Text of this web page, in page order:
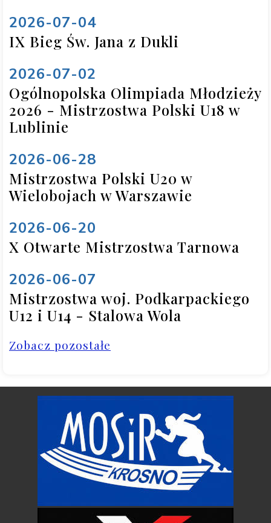
2026-07-04
IX Bieg Św. Jana z Dukli
2026-07-02
Ogólnopolska Olimpiada Młodzieży
2026 - Mistrzostwa Polski U18 w
Lublinie
2026-06-28
Mistrzostwa Polski U20 w
Wielobojach w Warszawie
2026-06-20
X Otwarte Mistrzostwa Tarnowa
2026-06-07
Mistrzostwa woj. Podkarpackiego
U12 i U14 - Stalowa Wola
Zobacz pozostałe